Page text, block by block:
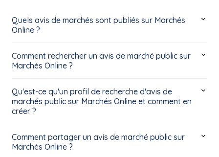
Quels avis de marchés sont publiés sur Marchés
Online ?
Comment rechercher un avis de marché public sur
Marchés Online ?
Qu'est-ce qu'un profil de recherche d'avis de
marchés public sur Marchés Online et comment en
créer ?
Comment partager un avis de marché public sur
Marchés Online ?